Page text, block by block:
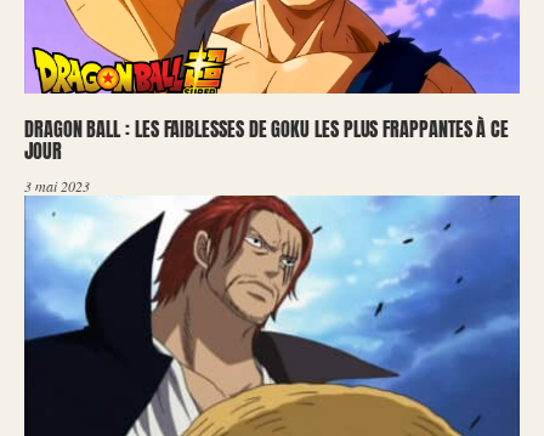
DRAGON BALL : LES FAIBLESSES DE GOKU LES PLUS FRAPPANTES À CE
JOUR
3 mai 2023